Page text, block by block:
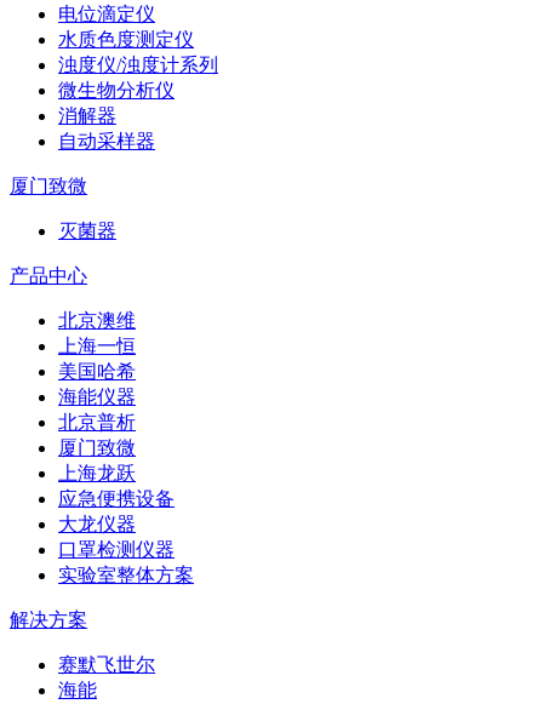
电位滴定仪
水质色度测定仪
浊度仪/浊度计系列
微生物分析仪
消解器
自动采样器
厦门致微
灭菌器
产品中心
北京澳维
上海一恒
美国哈希
海能仪器
北京普析
厦门致微
上海龙跃
应急便携设备
大龙仪器
口罩检测仪器
实验室整体方案
解决方案
赛默飞世尔
海能